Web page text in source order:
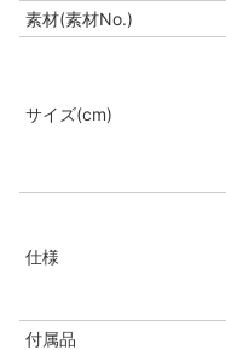
素材(素材No.)
サイズ(cm)
仕様
付属品